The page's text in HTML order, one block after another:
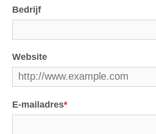
Bedrijf
Website
E-mailadres*